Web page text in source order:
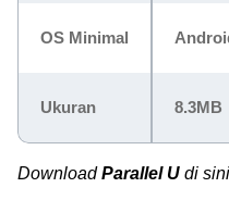
OS Minimal
Ukuran 8.3MB
DownloadParallel U di